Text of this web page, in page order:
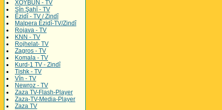
XOYBUN - TV
Şîn Şahî - TV
Êzidî - TV / Zindî
Malpera Êzidî-TV/Zindî
Rojava - TV
KNN - TV
Rojhelat- TV
Zagros - TV
Komala - TV
Kurd-1 TV - Zindî
Tishk - TV
Vîn - TV
Newroz - TV
Zaza TV-Flash-Player
Zaza-TV-Media-Player
Zaza TV